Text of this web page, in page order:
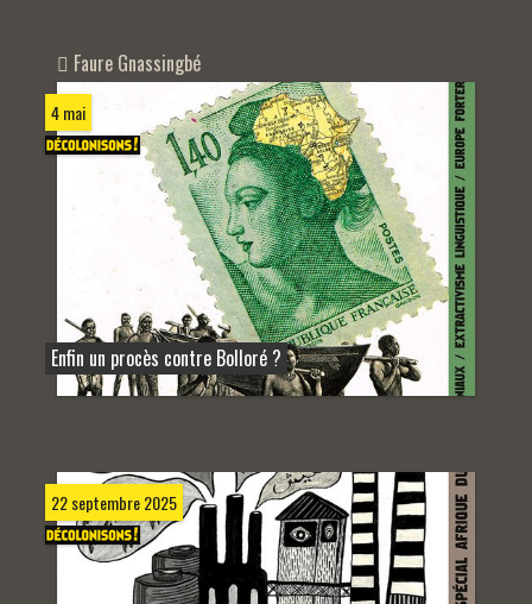
Faure Gnassingbé
4 mai
Enfin un procès contre Bolloré ?
22 septembre 2025